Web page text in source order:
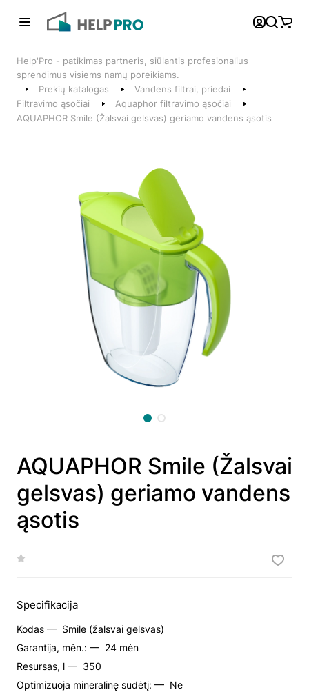
Telefonai
+370 600 74008
Klientų aptarnavimo skyrius
Help'Pro - patikimas partneris, siūlantis profesionalius
sprendimus visiems namų poreikiams.
Prekių katalogas
Vandens filtrai, priedai
Filtravimo ąsočiai
Aquaphor filtravimo ąsočiai
AQUAPHOR Smile (Žalsvai gelsvas) geriamo vandens ąsotis
AQUAPHOR Smile (Žalsvai
gelsvas) geriamo vandens
ąsotis
Specifikacija
Kodas — Smile (žalsvai gelsvas)
Garantija, mėn.: — 24 mėn
Resursas, l — 350
Optimizuoja mineralinę sudėtį: — Ne